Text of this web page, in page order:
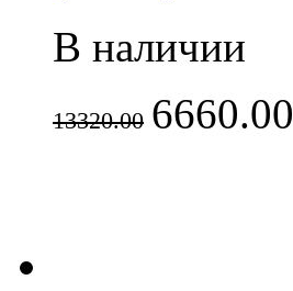
В наличии
13320.00 6660.00